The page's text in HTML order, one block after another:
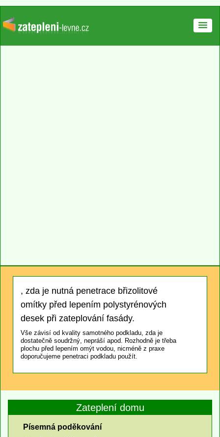
, zda je nutná penetrace břizolitové
omítky před lepením polystyrénových
desek při zateplování fasády.
Vše závisí od kvality samotného podkladu, zda je
dostatečně soudržný, nepráší apod. Rozhodně je třeba
plochu před lepením omýt vodou, nicméně z praxe
doporučujeme penetraci podkladu použít.
Zateplení domu
Písemná poděkování